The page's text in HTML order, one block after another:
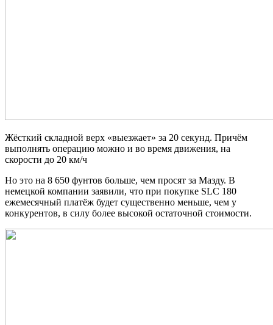
Жёсткий складной верх «выезжает» за 20 секунд. Причём
выполнять операцию можно и во время движения, на
скорости до 20 км/ч
Но это на 8 650 фунтов больше, чем просят за Мазду. В
немецкой компании заявили, что при покупке SLC 180
ежемесячный платёж будет существенно меньше, чем у
конкурентов, в силу более высокой остаточной стоимости.